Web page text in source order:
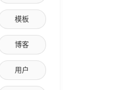
模板
博客
用户